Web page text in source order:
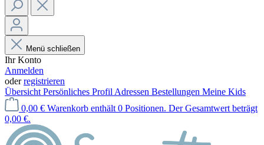
Menü schließen
Ihr Konto
Anmelden
oderregistrieren
Übersicht Persönliches Profil Adressen Bestellungen Meine Kids
0,00 € Warenkorb enthält 0 Positionen. Der Gesamtwert beträgt
0,00 €.